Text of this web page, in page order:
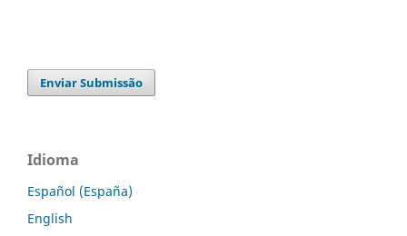
Enviar Submissão
Idioma
Español (España)
English